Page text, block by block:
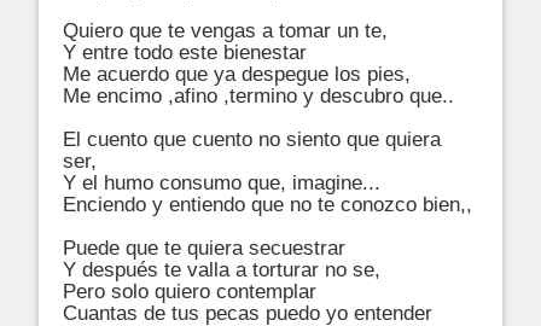
Quiero que te vengas a tomar un te,
Y entre todo este bienestar
Me acuerdo que ya despegue los pies,
Me encimo ,afino ,termino y descubro que..
El cuento que cuento no siento que quiera
ser,
Y el humo consumo que, imagine...
Enciendo y entiendo que no te conozco bien,,
Puede que te quiera secuestrar
Y después te valla a torturar no se,
Pero solo quiero contemplar
Cuantas de tus pecas puedo yo entender